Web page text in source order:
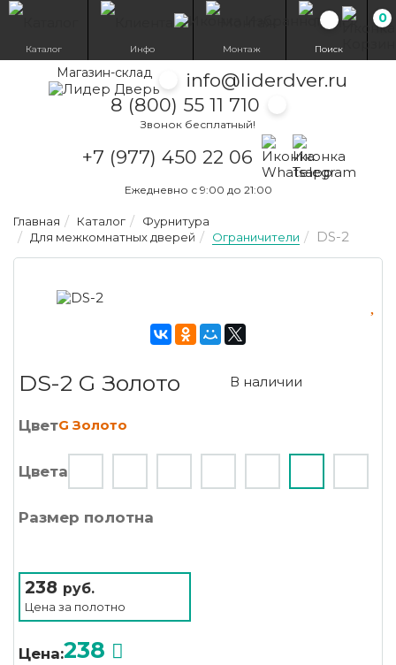
Магазин-склад
info@liderdver.ru
8 (800) 55 11 710
Звонок бесплатный!
+7 (977) 450 22 06
Написать на
Написать на
Ежедневно с 9:00 до 21:00
0
Каталог Инфо Монтаж Поиск
Главная Каталог
Фурнитура
Для межкомнатных дверей
Ограничители DS-2
DS-2 G Золото В наличии
ЦветG Золото
Цвета
Размер полотна
238 руб.
Цена за полотно
Цена:238